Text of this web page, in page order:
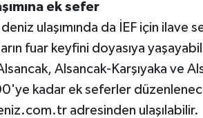
ek sefer
ulaşımında da İEF için ilave
fuar keyfini doyasıya
Alsancak-Karşıyaka ve
kadar ek seferler
adresinden ulaşılabilir.